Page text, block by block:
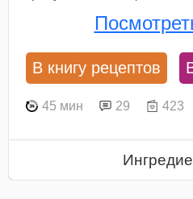
В книгу рецептов
45 мин 29 423